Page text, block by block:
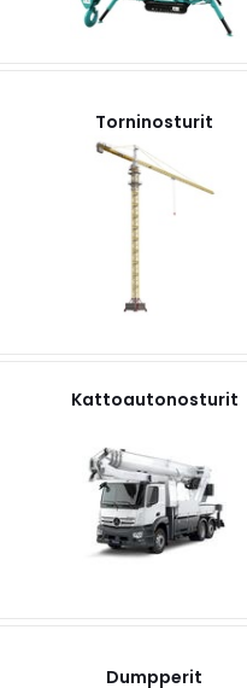
Torninosturit
Kattoautonosturit
Dumpperit